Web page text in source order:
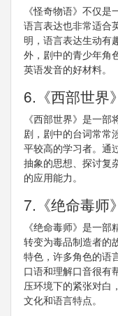
《怪奇物语》不仅
语言表达也非常适合
明，语言表达生动有
外，剧中的青少年角
英语发音的好材料。
6.《西部世界
《西部世界》是一
剧，剧中的台词常常
平较高的学习者。通
抽象的思想、探讨复
的应用能力。
7.《绝命毒师
《绝命毒师》是一
转变为毒品制造者的
特色，许多角色的语
口语和理解口音很有
压环境下的紧张对白
文化和语言特点。